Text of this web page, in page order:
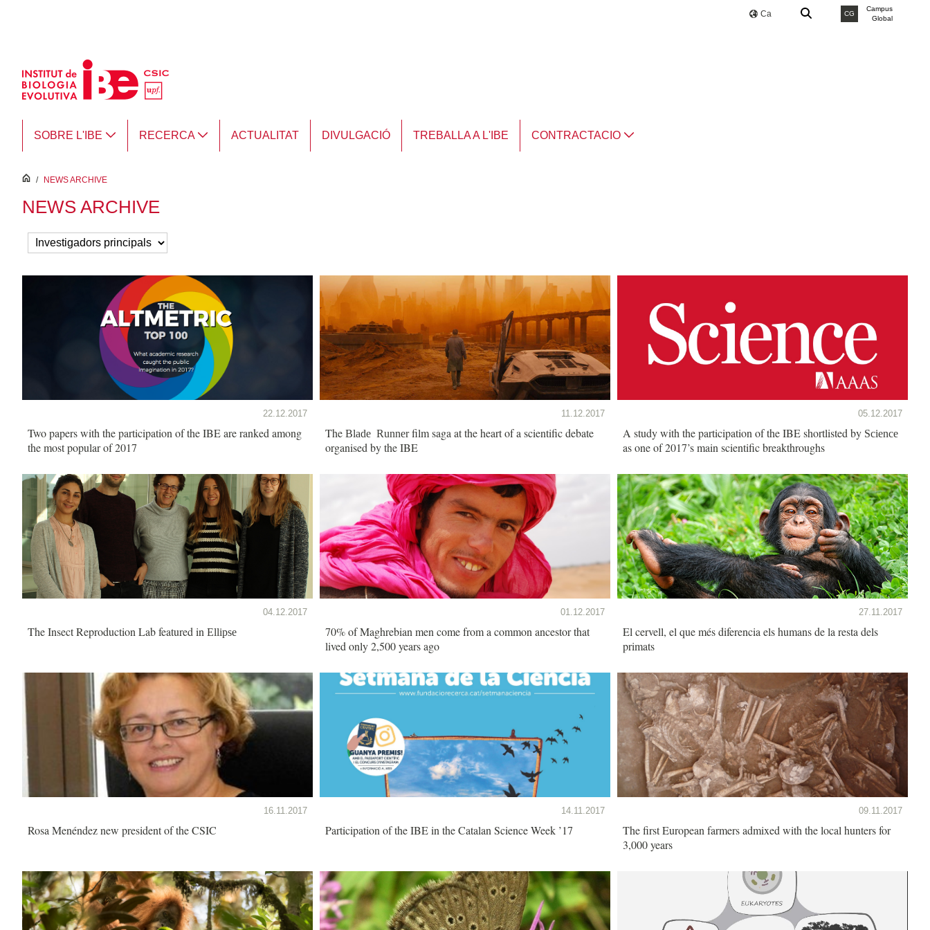
Ca CG
Campus
Global
SOBRE L'IBE RECERCA ACTUALITAT DIVULGACIÓ TREBALLA A L'IBE CONTRACTACIO
inici
/ NEWS ARCHIVE
NEWS ARCHIVE
22.12.2017
Two papers with the participation of the IBE are ranked among
the most popular of 2017
11.12.2017
The Blade Runnerfilm saga at the heart of a scientific debate
organised by the IBE
05.12.2017
A study with the participation of the IBE shortlisted by Science
as one of 2017’s main scientific breakthroughs
04.12.2017
The Insect Reproduction Lab featured in Ellipse
01.12.2017
70% of Maghrebian men come from a common ancestor that
lived only 2,500 years ago
27.11.2017
El cervell, el que més diferencia els humans de la resta dels
primats
16.11.2017
Rosa Menéndez new president of the CSIC
14.11.2017
Participation of the IBE in the Catalan Science Week ’17
09.11.2017
The first European farmers admixed with the local hunters for
3,000 years